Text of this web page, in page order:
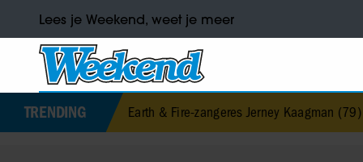
Lees je Weekend, weet je meer
TRENDING
Earth & Fire-zangeres Jerney Kaagman (79) overleden•